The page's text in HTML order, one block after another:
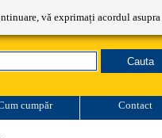
Comenzi:
cumpăr Contact
vă exprimați acordul